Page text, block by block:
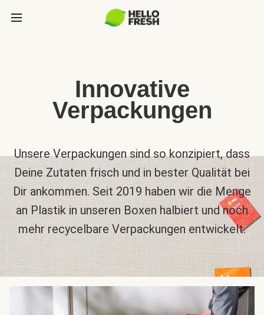
Innovative
Verpackungen
Unsere Verpackungen sind so konzipiert, dass
Deine Zutaten frisch und in bester Qualität bei
Dir ankommen. Seit 2019 haben wir die Menge
an Plastik in unseren Boxen halbiert und noch
mehr recycelbare Verpackungen entwickelt.